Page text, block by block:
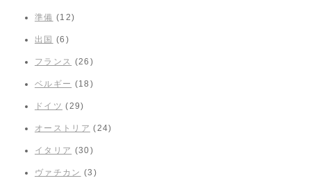
準備 (12)
出国 (6)
フランス (26)
ベルギー (18)
ドイツ (29)
オーストリア (24)
イタリア (30)
ヴァチカン (3)